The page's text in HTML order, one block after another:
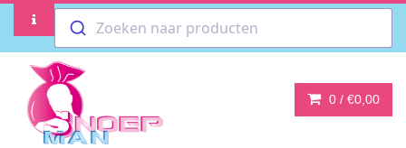
Zoeken naar producten
0 / €0,00